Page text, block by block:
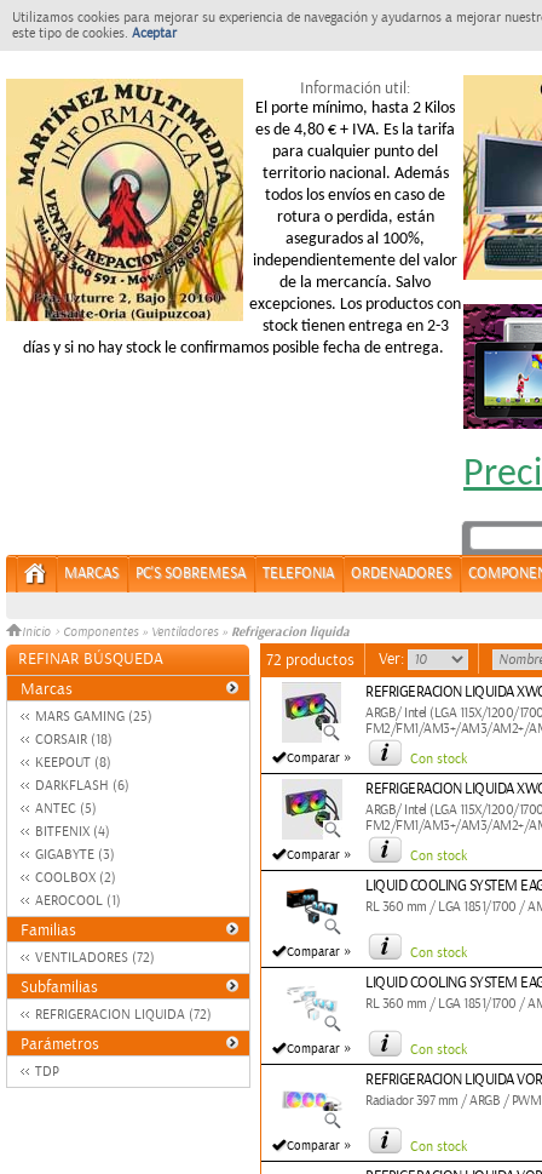
Utilizamos cookies para mejorar su experiencia de navegación y ayudarnos a mejorar
este tipo de cookies. Aceptar
Información util:
El porte mínimo, hasta 2 Kilos
es de 4,80 € + IVA. Es la tarifa
para cualquier punto del
territorio nacional. Además
todos los envíos en caso de
rotura o perdida, están
asegurados al 100%,
independientemente del valor
de la mercancía. Salvo
excepciones. Los productos con
stock tienen entrega en 2-3
días y si no hay stock le confirmamos posible fecha de entrega.
MARCAS PC'S SOBREMESA TELEFONIA ORDENADORES
Inicio > Componentes » Ventiladores » Refrigeracion liquida
REFINAR BÚSQUEDA
Marcas
MARS GAMING (25)
CORSAIR (18)
KEEPOUT (8)
DARKFLASH (6)
ANTEC (5)
BITFENIX (4)
GIGABYTE (3)
COOLBOX (2)
AEROCOOL (1)
Familias
VENTILADORES (72)
Subfamilias
REFRIGERACION LIQUIDA (72)
Parámetros
TDP
72 productos Ver:
Comparar »
REFRIGERACION LIQUIDA
ARGB/ Intel (LGA 115X/1200/
FM2/FM1/AM3+/AM3/AM2+/
Con stock
Comparar »
REFRIGERACION LIQUIDA
ARGB/ Intel (LGA 115X/1200/
FM2/FM1/AM3+/AM3/AM2+/
Con stock
Comparar »
LIQUID COOLING SYSTEM
RL 360 mm / LGA 1851/1700 /
Con stock
Comparar »
LIQUID COOLING SYSTEM
RL 360 mm / LGA 1851/1700 /
Con stock
Comparar »
REFRIGERACION LIQUIDA
Radiador 397 mm / ARGB /
Con stock